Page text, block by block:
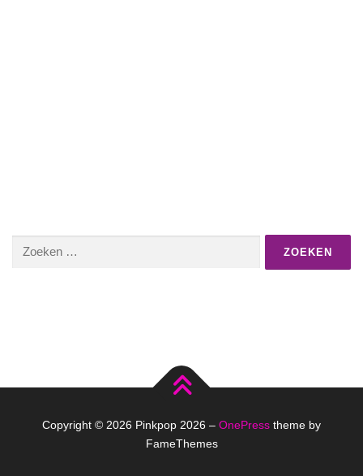
Zoeken
Copyright © 2026 Pinkpop 2026 – OnePress theme by
FameThemes